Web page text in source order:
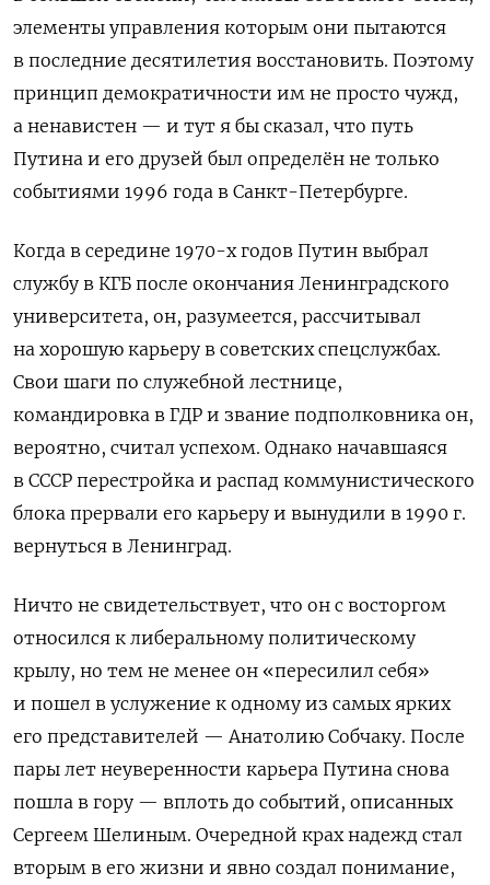
элементы управления которым они пытаются
в последние десятилетия восстановить. Поэтому
принцип демократичности им не просто чужд,
а ненавистен — и тут я бы сказал, что путь
Путина и его друзей был определён не только
событиями 1996 года в Санкт-Петербурге.
Когда в середине 1970-х годов Путин выбрал
службу в КГБ после окончания Ленинградского
университета, он, разумеется, рассчитывал
на хорошую карьеру в советских спецслужбах.
Свои шаги по служебной лестнице,
командировка в ГДР и звание подполковника он,
вероятно, считал успехом. Однако начавшаяся
в СССР перестройка и распад коммунистического
блока прервали его карьеру и вынудили в 1990 г.
вернуться в Ленинград.
Ничто не свидетельствует, что он с восторгом
относился к либеральному политическому
крылу, но тем не менее он «пересилил себя»
и пошел в услужение к одному из самых ярких
его представителей — Анатолию Собчаку. После
пары лет неуверенности карьера Путина снова
пошла в гору — вплоть до событий, описанных
Сергеем Шелиным. Очередной крах надежд стал
вторым в его жизни и явно создал понимание,